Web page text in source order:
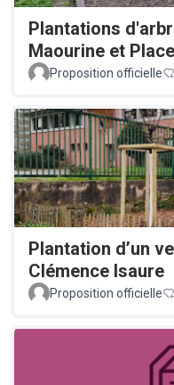
Plantations
Maourine et
Proposition officielle
Plantation d’un
Clémence Isaure
Proposition officielle